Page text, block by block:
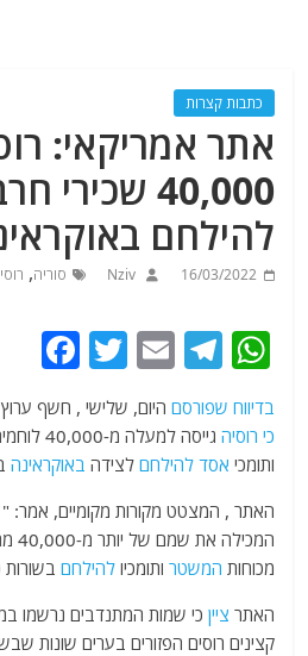
כתבות קצרות
אתר אמריקאי:
40,000
להילחם
16/03/2022
Nziv סוריה,
W
at
s
A
p
p
T
e
g
ra
m
E
m
ai
l
T
itt
er
c
e
b
o
o
k
בדיווח שפורסם היום, שלישי , חשף
כי רוסיה
גייסה
ותומכי אסדלהילחם לצידה באוקראינה
האתר , המצטט מקורות מקומיים, אמר: "
מכוחות המשטר ותומכיולהילחם בשורות
האתר ציין כי שמות המתנדבים נרשמו
קצינים רוסים הפזורים בערים שונות